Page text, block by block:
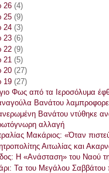
26 (4)
25 (9)
24 (3)
23 (6)
22 (9)
21 (5)
20 (27)
19 (27)
Φως από τα Ιεροσόλυμα
Βανάτου λαμπροφορεί
Βανάτου ντύθηκε
αλλαγή
Μακάριος: «Όταν
Αιτωλίας και
Η «Ανάσταση» του Ναού
Τα του Μεγάλου Σαββάτου